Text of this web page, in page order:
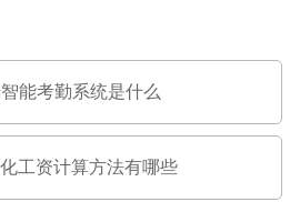
能考勤系统‌是什么
工资计算方法有哪些